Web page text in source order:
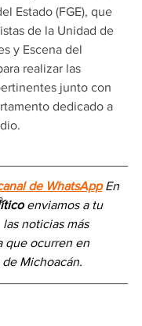
Estado (FGE), que
de la Unidad de
y Escena del
realizar las
junto con
dedicado a
de WhatsApp En
enviamos a tu
las noticias más
que ocurren en
Michoacán.